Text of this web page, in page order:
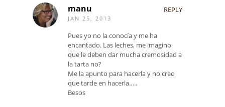
manu
JAN 25, 2013
REPLY
Pues yo no la conocía y me ha
encantado. Las leches, me imagino
que le deben dar mucha cremosidad a
la tarta no?
Me la apunto para hacerla y no creo
que tarde en hacerla…..
Besos